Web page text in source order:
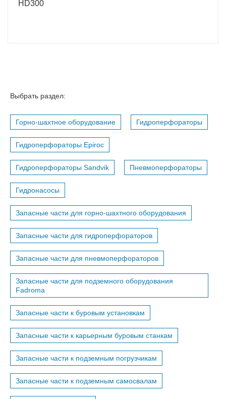
HD300
Выбрать раздел:
Горно-шахтное оборудование Гидроперфораторы
Гидроперфораторы Epiroc
Гидроперфораторы Sandvik Пневмоперфораторы
Гидронасосы
Запасные части для горно-шахтного оборудования
Запасные части для гидроперфораторов
Запасные части для пневмоперфораторов
Запасные части для подземного оборудования
Fadroma
Запасные части к буровым установкам
Запасные части к карьерным буровым станкам
Запасные части к подземным погрузчикам
Запасные части к подземным самосвалам